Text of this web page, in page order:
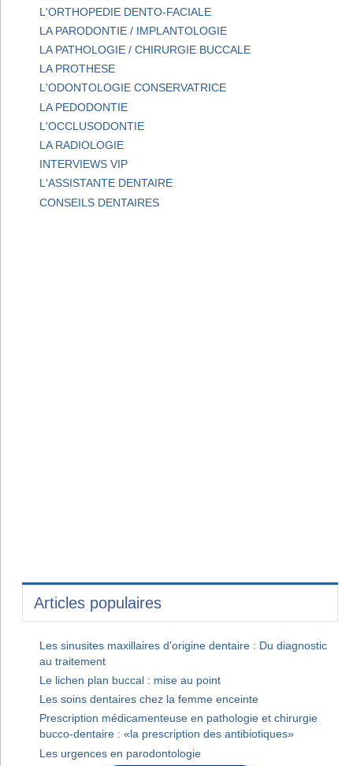
L'ORTHOPEDIE DENTO-FACIALE
LA PARODONTIE / IMPLANTOLOGIE
LA PATHOLOGIE / CHIRURGIE BUCCALE
LA PROTHESE
L'ODONTOLOGIE CONSERVATRICE
LA PEDODONTIE
L'OCCLUSODONTIE
LA RADIOLOGIE
INTERVIEWS VIP
L'ASSISTANTE DENTAIRE
CONSEILS DENTAIRES
Articles populaires
Les sinusites maxillaires d'origine dentaire : Du diagnostic
au traitement
Le lichen plan buccal : mise au point
Les soins dentaires chez la femme enceinte
Prescription médicamenteuse en pathologie et chirurgie
bucco-dentaire : «la prescription des antibiotiques»
Les urgences en parodontologie